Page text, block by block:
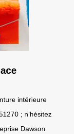
intérieure
; n’hésitez
Dawson